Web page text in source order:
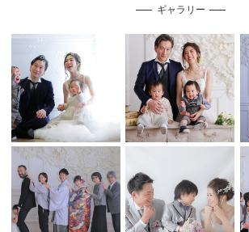
ギャラリー